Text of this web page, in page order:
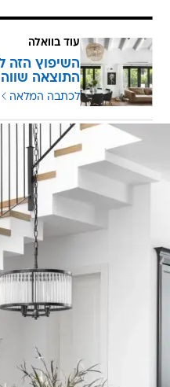
עוד בוואלה
השיפוץ הזה
התוצאה
לכתבה המלאה